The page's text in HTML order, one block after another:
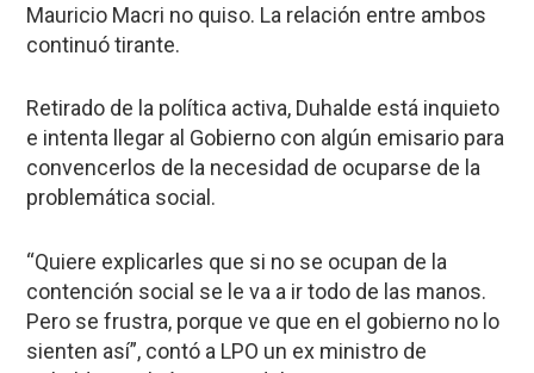
Mauricio Macri no quiso. La relación entre ambos
continuó tirante.
Retirado de la política activa, Duhalde está inquieto
e intenta llegar al Gobierno con algún emisario para
convencerlos de la necesidad de ocuparse de la
problemática social.
“Quiere explicarles que si no se ocupan de la
contención social se le va a ir todo de las manos.
Pero se frustra, porque ve que en el gobierno no lo
sienten así”, contó a LPO un ex ministro de